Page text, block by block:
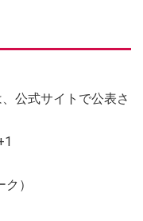
公式サイトで公表さ
）